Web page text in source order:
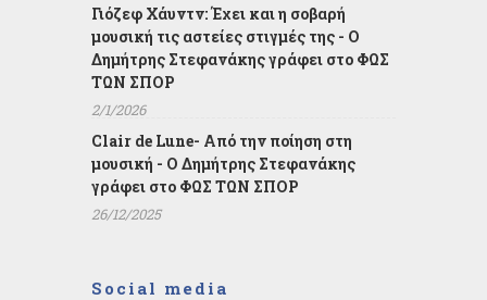
Γιόζεφ Χάυντν: Έχει και η σοβαρή
μουσική τις αστείες στιγμές της - Ο
Δημήτρης Στεφανάκης γράφει στο ΦΩΣ
ΤΩΝ ΣΠΟΡ
2/1/2026
Clair de Lune- Από την ποίηση στη
μουσική - Ο Δημήτρης Στεφανάκης
γράφει στο ΦΩΣ ΤΩΝ ΣΠΟΡ
26/12/2025
Social media